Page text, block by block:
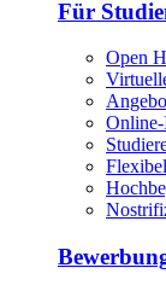
Für
Open
Online-